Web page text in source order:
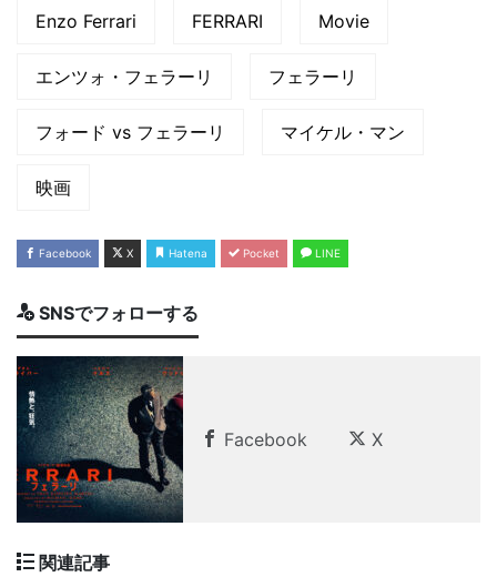
Enzo Ferrari FERRARI Movie
エンツォ・フェラーリ フェラーリ
フォード vs フェラーリ マイケル・マン
映画
Facebook X Hatena Pocket LINE
SNSでフォローする
Facebook X
関連記事